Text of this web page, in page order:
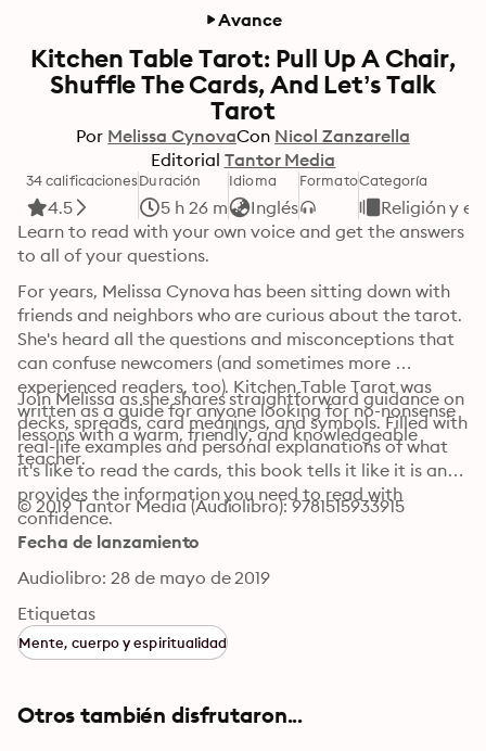
Avance
Kitchen Table Tarot: Pull Up A Chair,
Shuffle The Cards, And Let’s Talk
Tarot
Por Melissa CynovaCon Nicol Zanzarella
Editorial Tantor Media
34 calificaciones
4.5
Duración
5 h 26 m
Idioma
Inglés
FormatoCategoría
Religión y
Learn to read with your own voice and get the answers
to all of your questions.
For years, Melissa Cynova has been sitting down with
friends and neighbors who are curious about the tarot.
She's heard all the questions and misconceptions that
can confuse newcomers (and sometimes more
experienced readers, too). Kitchen Table Tarot was
written as a guide for anyone looking for no-nonsense
lessons with a warm, friendly, and knowledgeable
teacher.
Join Melissa as she shares straightforward guidance on
decks, spreads, card meanings, and symbols. Filled with
real-life examples and personal explanations of what
it's like to read the cards, this book tells it like it is and
provides the information you need to read with
confidence.
© 2019 Tantor Media (Audiolibro): 9781515933915
Fecha de lanzamiento
Audiolibro: 28 de mayo de 2019
Etiquetas
Mente, cuerpo y espiritualidad
Otros también disfrutaron...